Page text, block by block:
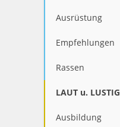
Ausrüstung
Empfehlungen
Rassen
LAUT u. LUSTIG
Ausbildung